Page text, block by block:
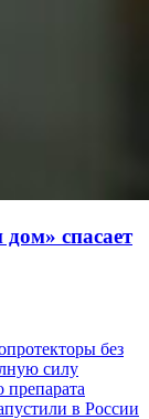
спасает
без
силу
в России